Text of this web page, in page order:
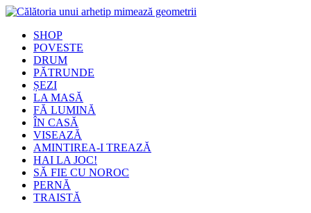
SHOP
POVESTE
DRUM
PĂTRUNDE
ȘEZI
LA MASĂ
FĂ LUMINĂ
ÎN CASĂ
VISEAZĂ
AMINTIREA-I TREAZĂ
HAI LA JOC!
SĂ FIE CU NOROC
PERNĂ
TRAISTĂ